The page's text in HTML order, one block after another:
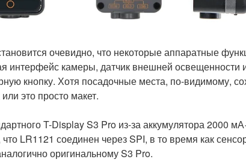
очевидно, что некоторые аппаратные
интерфейс камеры, датчик внешней
кнопку. Хотя посадочные места, по-видимому,
это просто макет.
T-Display S3 Pro из-за аккумулятора 2000
LR1121 соединен через SPI, в то время как
оригинальному S3 Pro.